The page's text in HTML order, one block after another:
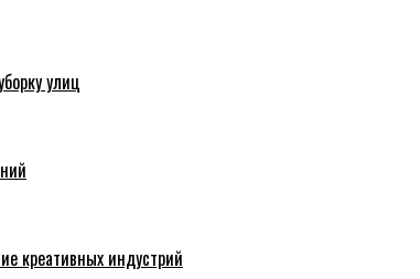
улиц
креативных индустрий